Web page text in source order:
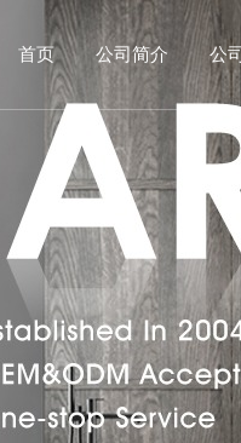
首页 公司简介 公